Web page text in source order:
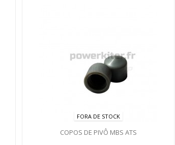
FORA DE STOCK
COPOS DE PIVÔ MBS ATS